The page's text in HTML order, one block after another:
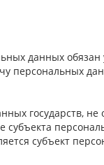
данных
персональных
государств,
субъекта
субъект